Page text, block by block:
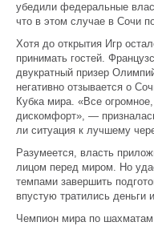
убедили федеральные
что в этом случае в Сочи
Хотя до открытия Игр
принимать гостей.
двукратный призер
негативно отзывается о
Кубка мира. «Все
дискомфорт», —
ли ситуация к лучшему
Разумеется, власть
лицом перед миром. Но
темпами завершить
впустую тратились деньги
Чемпион мира по шахматам